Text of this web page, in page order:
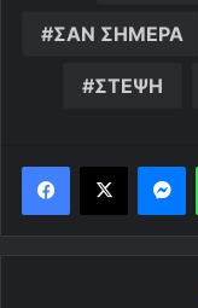
ΣΑΝ ΣΗΜΕΡΑ
ΣΤΕΨΗ